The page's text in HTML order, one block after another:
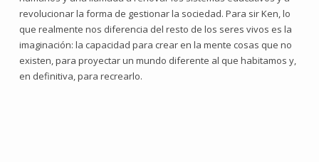
revolucionar la forma de gestionar la sociedad. Para sir Ken, lo
que realmente nos diferencia del resto de los seres vivos es la
imaginación: la capacidad para crear en la mente cosas que no
existen, para proyectar un mundo diferente al que habitamos y,
en definitiva, para recrearlo.